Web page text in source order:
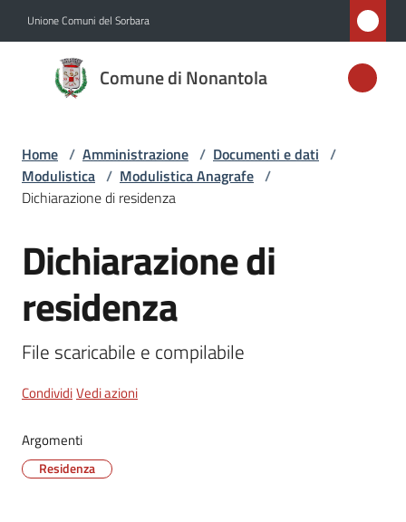
Unione Comuni del Sorbara
Comune di Nonantola
Comune di
Nonantola
Amministrazione
Menu selezionato
Servizi
Vivere
Tutti
gli
Home / Amministrazione / Documenti e dati /
Modulistica / Modulistica Anagrafe /
Dichiarazione di residenza
Salta al contenuto
Dichiarazione di
residenza
File scaricabile e compilabile
CondividiVedi azioni
Argomenti
Residenza